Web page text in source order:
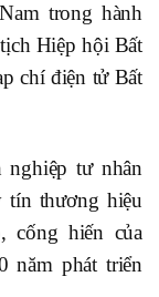
trong hành
Hiệp hội Bất
chí điện tử Bất
nghiệp tư nhân
tín thương hiệu
cống hiến của
năm phát triển